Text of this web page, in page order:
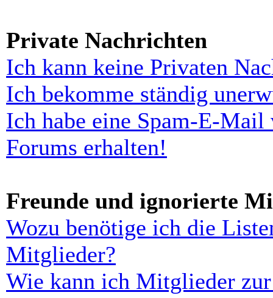
Private Nachrichten
Ich kann keine Privaten
Ich bekomme ständig
Ich habe eine Spam-E-
Forums erhalten!
Freunde und ignorierte
Wozu benötige ich die
Mitglieder?
Wie kann ich Mitglieder